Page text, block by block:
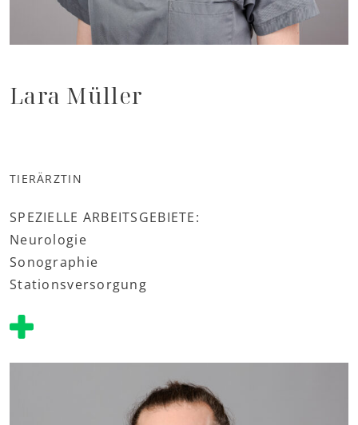
Lara Müller
TIERÄRZTIN
SPEZIELLE ARBEITSGEBIETE:
Neurologie
Sonographie
Stationsversorgung